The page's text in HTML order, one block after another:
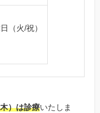
（火/祝）
）は診療いたしま